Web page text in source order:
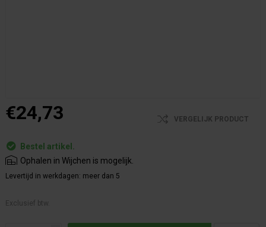
€24,73 VERGELIJK PRODUCT
Bestel artikel.
Ophalen in Wijchen is mogelijk.
Levertijd in werkdagen: meer dan 5
Exclusief btw.